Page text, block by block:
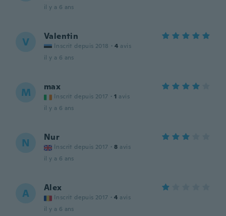
il y a 6 ans
V Valentin
Inscrit depuis 2018 · 4 avis
il y a 6 ans
M max
Inscrit depuis 2017 · 1 avis
il y a 6 ans
N Nur
Inscrit depuis 2017 · 8 avis
il y a 6 ans
A Alex
Inscrit depuis 2017 · 4 avis
il y a 6 ans